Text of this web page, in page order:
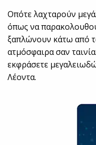
Οπότε λαχταρούν
όπως να
ξαπλώνουν κάτω από
ατμόσφαιρα σαν
εκφράσετε
Λέοντα.